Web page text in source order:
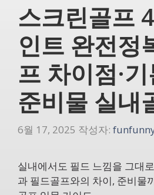
스크린골프
인트 완전정
프 차이점·
준비물 실내
6월 17, 2025 작성자:
실내에서도 필드 느낌을 그대
과 필드골프와의 차이, 준비물